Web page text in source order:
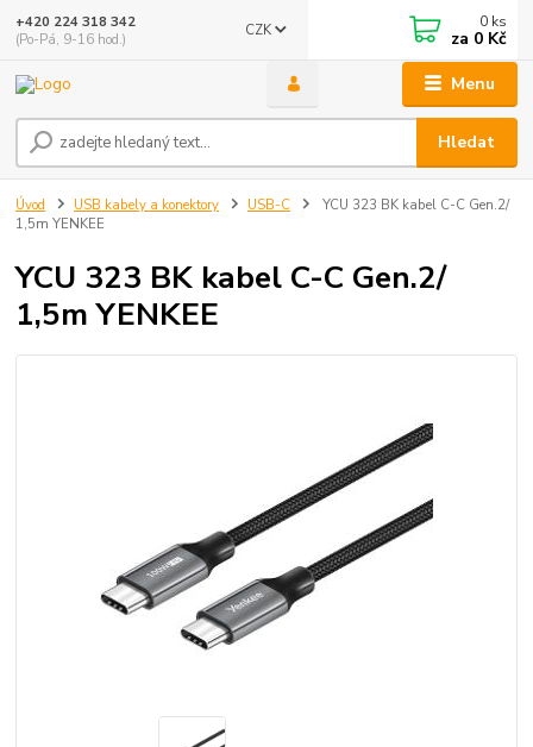
Menu
CZK
Hledat
+420 224 318 342
(Po-Pá, 9-16 hod.)
0 ks
za 0 Kč
Úvod USB kabely a konektory USB-C
YCU 323 BK kabel C-C Gen.2/
1,5m YENKEE
YCU 323 BK kabel C-C Gen.2/
1,5m YENKEE